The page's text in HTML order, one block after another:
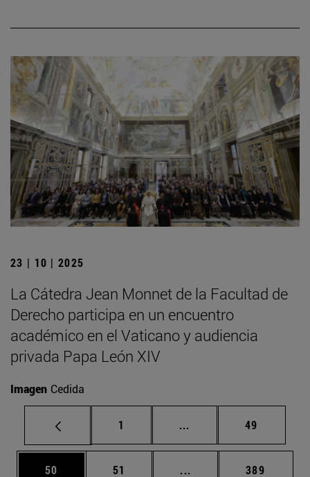
23 | 10 | 2025
La Cátedra Jean Monnet de la Facultad de
Derecho participa en un encuentro
académico en el Vaticano y audiencia
privada Papa León XIV
Imagen Cedida
Página
1 ... Páginas intermedias
Página
49
Página
50 Página
51 ... Páginas intermedias
Página
389